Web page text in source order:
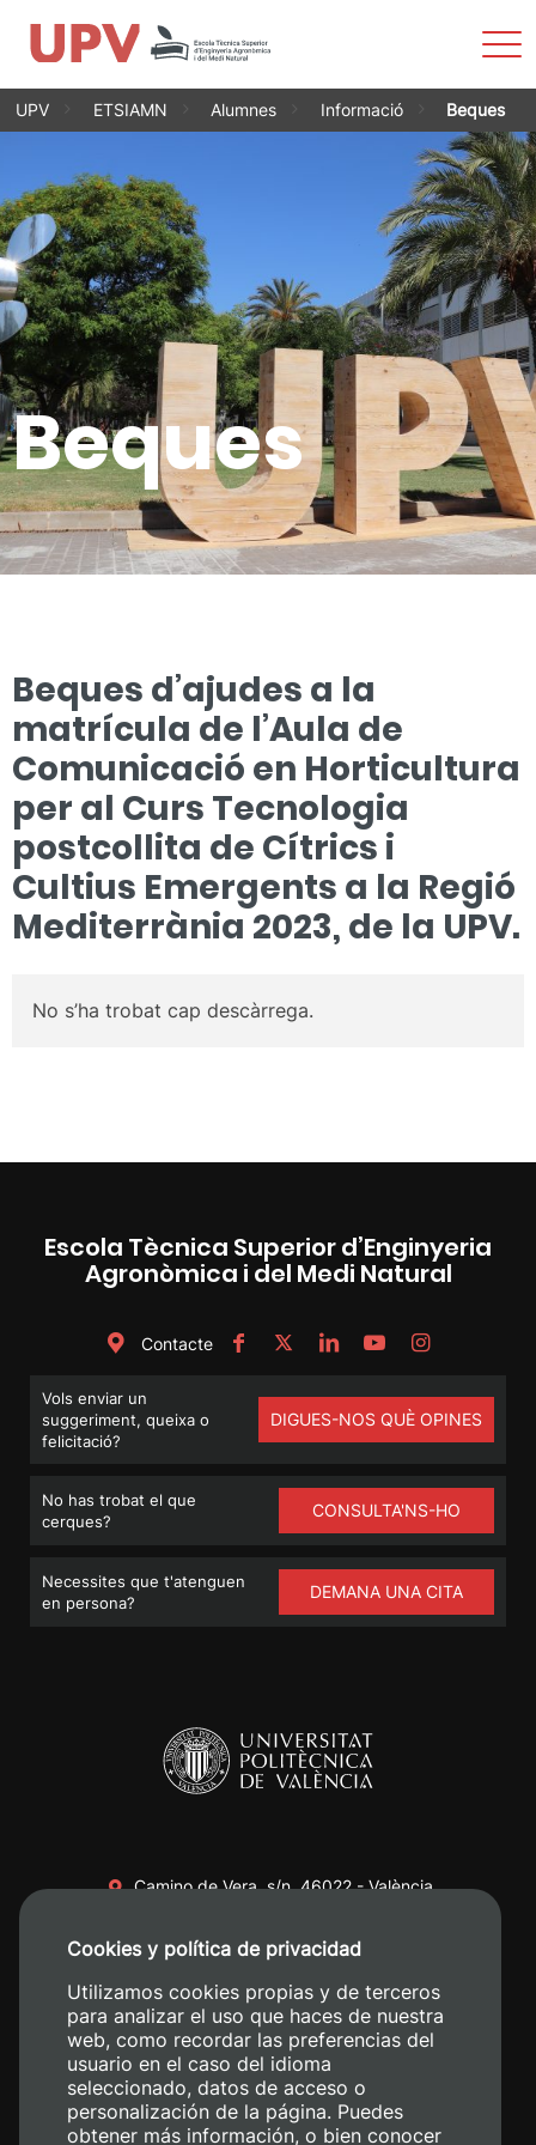
VésUPV ETSIAMN Alumnes Informació Beques
Beques
Beques d’ajudes a la
matrícula de l’Aula de
Comunicació en Horticultura
per al Curs Tecnologia
postcollita de Cítrics i
Cultius Emergents a la Regió
Mediterrània 2023, de la UPV.
No s’ha trobat cap descàrrega.
Escola Tècnica Superior d’Enginyeria
Agronòmica i del Medi Natural
Contacte
Vols enviar un
suggeriment, queixa o
felicitació?
DIGUES-NOS QUÈ OPINES
No has trobat el que
cerques?
CONSULTA'NS-HO
Necessites que t'atenguen
en persona?
DEMANA UNA CITA
Camino de Vera, s/n. 46022 - València
+34 620 04 00 50
Cookies y política de privacidad
Utilizamos cookies propias y de terceros
para analizar el uso que haces de nuestra
web, como recordar las preferencias del
usuario en el caso del idioma
seleccionado, datos de acceso o
personalización de la página. Puedes
obtener más información, o bien conocer